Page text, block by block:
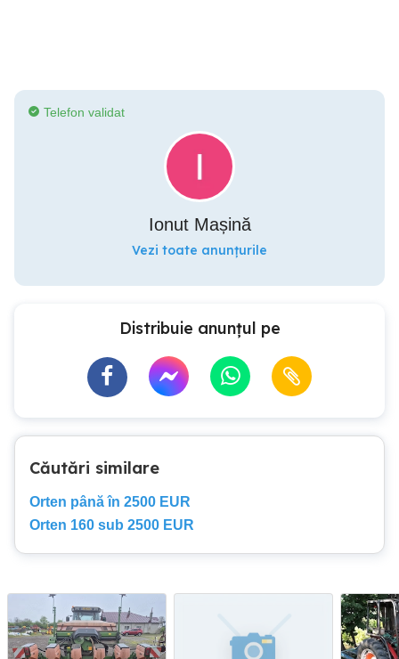
Telefon validat
Ionut Mașină
Vezi toate anunțurile
Distribuie anunțul pe
Căutări similare
Orten până în 2500 EUR
Orten 160 sub 2500 EUR